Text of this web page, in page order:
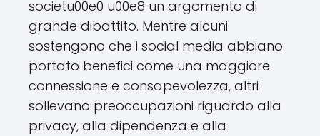
societu00e0 u00e8 un argomento di
grande dibattito. Mentre alcuni
sostengono che i social media abbiano
portato benefici come una maggiore
connessione e consapevolezza, altri
sollevano preoccupazioni riguardo alla
privacy, alla dipendenza e alla